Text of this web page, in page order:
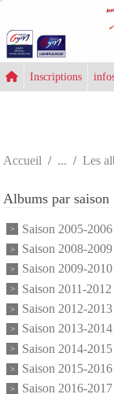
Inscriptions
Accueil Les
Albums par saison
Saison 2005-2006
Saison 2008-2009
Saison 2009-2010
Saison 2011-2012
Saison 2012-2013
Saison 2013-2014
Saison 2014-2015
Saison 2015-2016
Saison 2016-2017
Panneau de gestion